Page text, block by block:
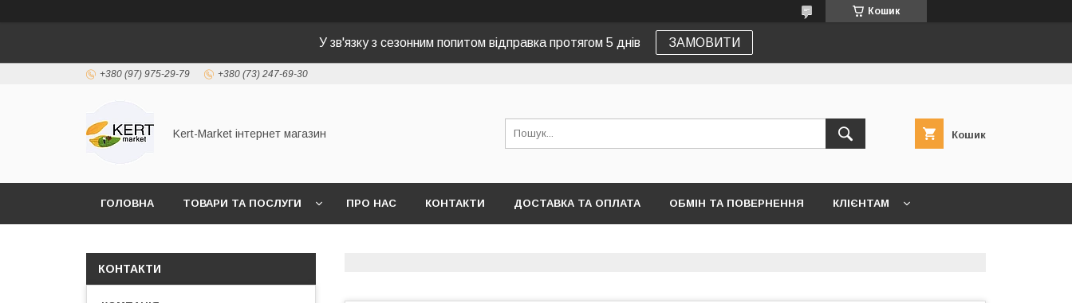
Кошик
У зв'язку з сезонним попитом відправка протягом 5 днів ЗАМОВИТИ
+380 (97) 975-29-79 +380 (73) 247-69-30
Kert-Market інтернет магазин Кошик
ГОЛОВНА ТОВАРИ ТА ПОСЛУГИ ПРО НАС КОНТАКТИ ДОСТАВКА ТА ОПЛАТА ОБМІН ТА ПОВЕРНЕННЯ КЛІЄНТАМ
КОНТАКТИ